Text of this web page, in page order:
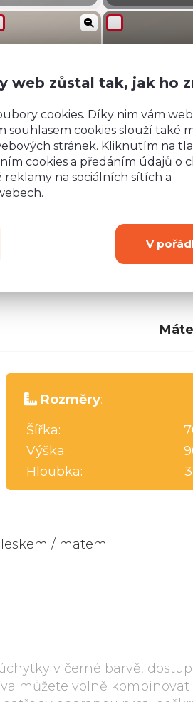
Skála MAT Bazalt MAT
Rozměry:
Šířka:
Výška:
Hloubka:
/ matem
v černé barvě,
můžete volně kombinovat
web zůstal tak, jak ho
cookies. Díky nim vám web
souhlasem cookies slouží také
stránek. Kliknutím na
cookies a předáním údajů o
na sociálních sítích a
V